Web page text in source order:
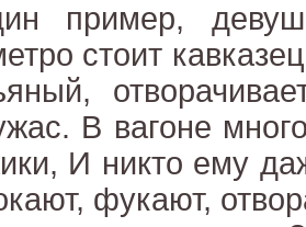
пример,
стоит
В вагоне
И никто ему
фукают,